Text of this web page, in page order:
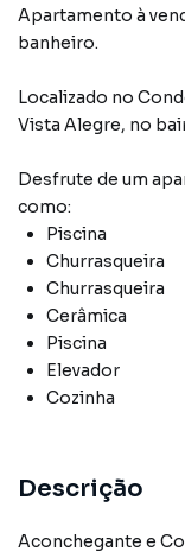
Apartamento à
banheiro.
Localizado no
Vista Alegre, no
Desfrute de um
como:
Piscina
Churrasqueira
Churrasqueira
Cerâmica
Piscina
Elevador
Cozinha
Descrição
Aconchegante e